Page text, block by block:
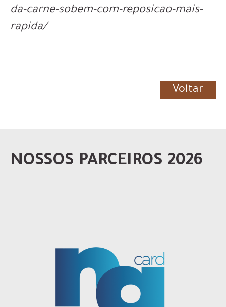
da-carne-sobem-com-reposicao-mais-
rapida/
Voltar
NOSSOS PARCEIROS 2026